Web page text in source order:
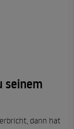
seinem
dann hat